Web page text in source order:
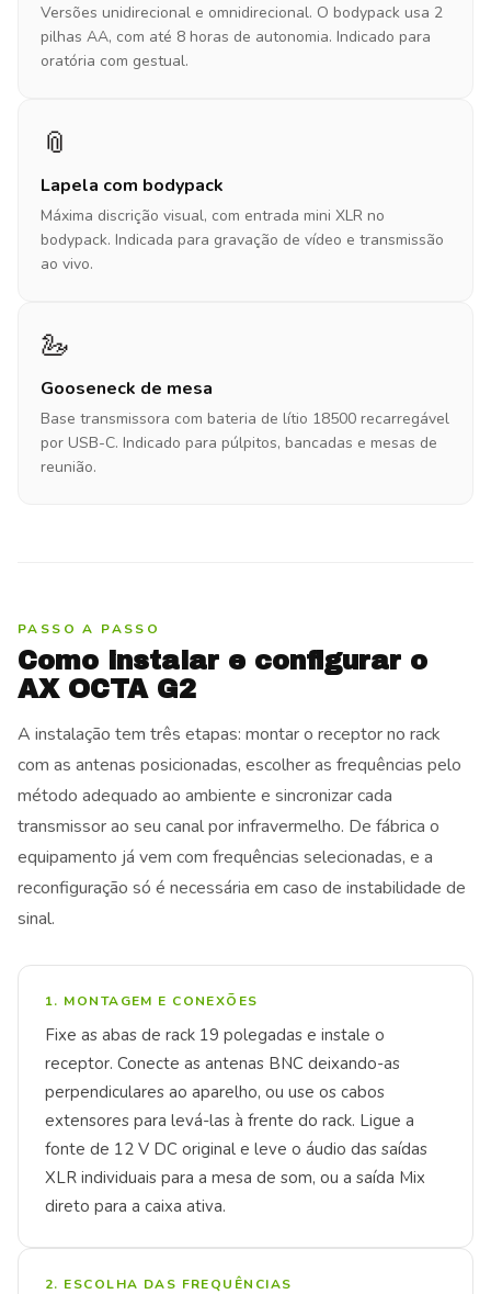
Versões unidirecional e omnidirecional. O bodypack usa 2
pilhas AA, com até 8 horas de autonomia. Indicado para
oratória com gestual.
📎
Lapela com bodypack
Máxima discrição visual, com entrada mini XLR no
bodypack. Indicada para gravação de vídeo e transmissão
ao vivo.
🦢
Gooseneck de mesa
Base transmissora com bateria de lítio 18500 recarregável
por USB-C. Indicado para púlpitos, bancadas e mesas de
reunião.
PASSO A PASSO
Como instalar e configurar o
AX OCTA G2
A instalação tem três etapas: montar o receptor no rack
com as antenas posicionadas, escolher as frequências pelo
método adequado ao ambiente e sincronizar cada
transmissor ao seu canal por infravermelho. De fábrica o
equipamento já vem com frequências selecionadas, e a
reconfiguração só é necessária em caso de instabilidade de
sinal.
1. MONTAGEM E CONEXÕES
Fixe as abas de rack 19 polegadas e instale o
receptor. Conecte as antenas BNC deixando-as
perpendiculares ao aparelho, ou use os cabos
extensores para levá-las à frente do rack. Ligue a
fonte de 12 V DC original e leve o áudio das saídas
XLR individuais para a mesa de som, ou a saída Mix
direto para a caixa ativa.
2. ESCOLHA DAS FREQUÊNCIAS